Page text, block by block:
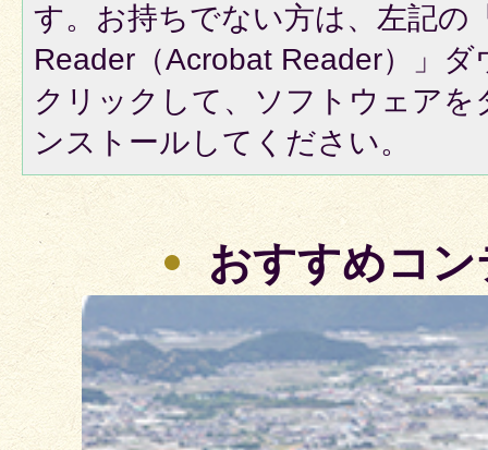
す。お持ちでない方は、左記の
Reader（Acrobat Reader）」
クリックして、ソフトウェア
ンストールしてください。
おすすめコ
3
枚
目